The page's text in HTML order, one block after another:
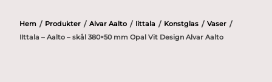
Hem / Produkter / Alvar Aalto / Iittala / Konstglas / Vaser /
IIttala – Aalto – skål 380×50 mm Opal Vit Design Alvar Aalto